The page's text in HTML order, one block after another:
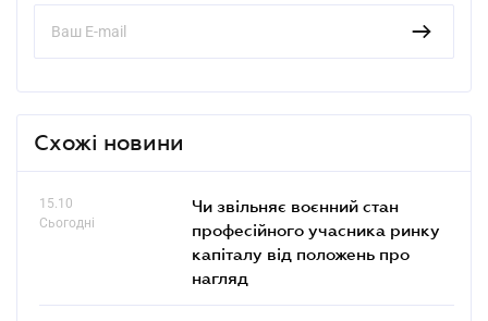
Схожі новини
15.10
Сьогодні
Чи звільняє воєнний стан
професійного учасника ринку
капіталу від положень про
нагляд